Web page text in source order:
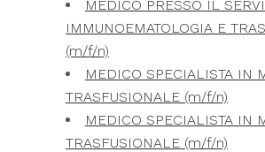
MEDICO PRESSO IL
IMMUNOEMATOLOGIA E
(m/f/n)
MEDICO SPECIALISTA IN
TRASFUSIONALE (m/f/n)
MEDICO SPECIALISTA IN
TRASFUSIONALE (m/f/n)